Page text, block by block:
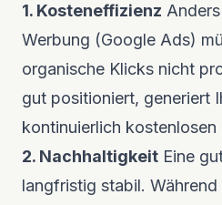
1. Kosteneffizienz
Werbung (Google Ads)
organische Klicks nicht
gut positioniert, generiert
kontinuierlich kostenlosen
2. Nachhaltigkeit Eine
langfristig stabil.